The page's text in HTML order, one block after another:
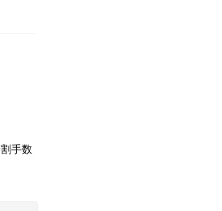
手数